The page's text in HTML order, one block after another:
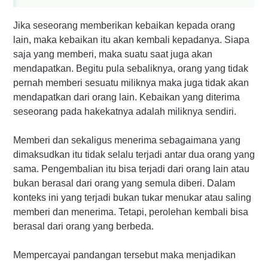
Jika seseorang memberikan kebaikan kepada orang
lain, maka kebaikan itu akan kembali kepadanya. Siapa
saja yang memberi, maka suatu saat juga akan
mendapatkan. Begitu pula sebaliknya, orang yang tidak
pernah memberi sesuatu miliknya maka juga tidak akan
mendapatkan dari orang lain. Kebaikan yang diterima
seseorang pada hakekatnya adalah miliknya sendiri.
Memberi dan sekaligus menerima sebagaimana yang
dimaksudkan itu tidak selalu terjadi antar dua orang yang
sama. Pengembalian itu bisa terjadi dari orang lain atau
bukan berasal dari orang yang semula diberi. Dalam
konteks ini yang terjadi bukan tukar menukar atau saling
memberi dan menerima. Tetapi, perolehan kembali bisa
berasal dari orang yang berbeda.
Mempercayai pandangan tersebut maka menjadikan